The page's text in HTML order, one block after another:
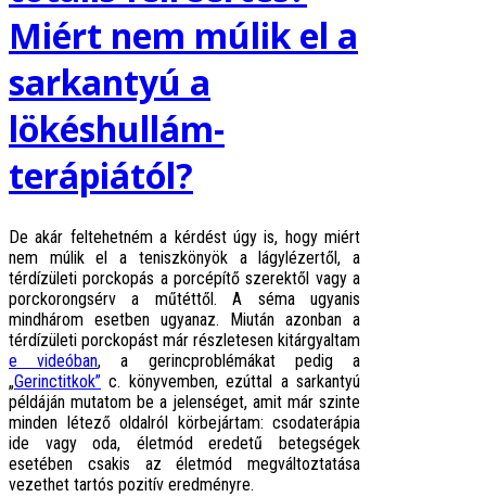
Miért nem múlik el a
sarkantyú a
lökéshullám-
terápiától?
De akár feltehetném a kérdést úgy is, hogy miért
nem múlik el a teniszkönyök a lágylézertől, a
térdízületi porckopás a porcépítő szerektől vagy a
porckorongsérv a műtéttől. A séma ugyanis
mindhárom esetben ugyanaz. Miután azonban a
térdízületi porckopást már részletesen kitárgyaltam
e videóban, a gerincproblémákat pedig a
„Gerinctitkok” c. könyvemben, ezúttal a sarkantyú
példáján mutatom be a jelenséget, amit már szinte
minden létező oldalról körbejártam: csodaterápia
ide vagy oda, életmód eredetű betegségek
esetében csakis az életmód megváltoztatása
vezethet tartós pozitív eredményre.